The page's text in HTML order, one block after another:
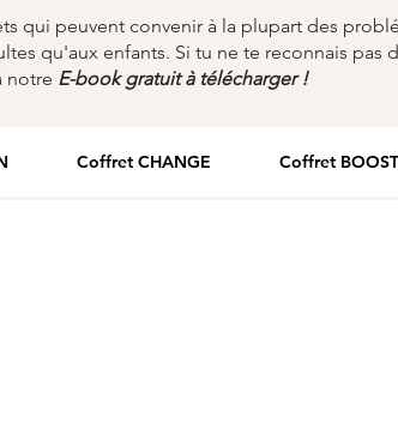
qui peuvent convenir à la plupart des
qu'aux enfants. Si tu ne te reconnais pas
notre E-book gratuit à télécharger !
Coffret CHANGE Coffret BOOST